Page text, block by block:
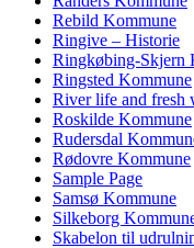
Rebild Kommune
Ringive – Historie
Ringkøbing-Skjern
Ringsted Kommune
River life and fresh
Roskilde Kommune
Rudersdal
Rødovre Kommune
Sample Page
Samsø Kommune
Silkeborg
Skabelon til